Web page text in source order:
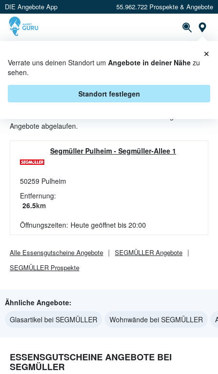
DIE Angebote App 55.962.722 Prospekte & Angebote
Verrate uns deinen Standort um Angebote in deiner Nähe zu
sehen.
Standort festlegen
×
ESSENSGUTSCHEINE ANGEBOTE
& AKTIONEN BEI SEGMÜLLER
Angebote abgelaufen.
Segmüller Pulheim - Segmüller-Allee 1
50259 Pulheim
Entfernung:
26.5km
Öffnungszeiten: Heute geöffnet bis 20:00
Alle Essensgutscheine Angebote SEGMÜLLER Angebote
SEGMÜLLER Prospekte
Ähnliche Angebote:
Glasartikel bei SEGMÜLLER
Wohnwände bei SEGMÜLLER
ESSENSGUTSCHEINE ANGEBOTE BEI
SEGMÜLLER